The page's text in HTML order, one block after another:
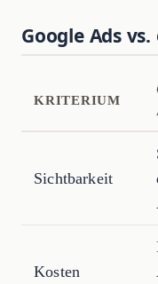
Google Ads
KRITERIUM
Sichtbarkeit
Kosten